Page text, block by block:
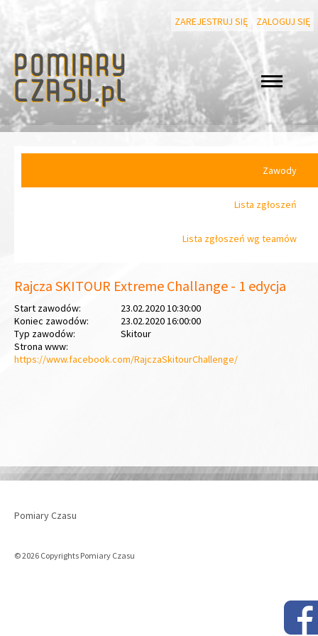
ZAREJESTRUJ SIĘ ZALOGUJ SIĘ
Zawody
Lista zgłoszeń
Lista zgłoszeń wg teamów
Rajcza SKITOUR Extreme Challange - 1 edycja
Start zawodów:
23.02.2020 10:30:00
Koniec zawodów:
23.02.2020 16:00:00
Typ zawodów:
Skitour
Strona www:
https://www.facebook.com/RajczaSkitourChallenge/
Pomiary Czasu
© 2026 Copyrights Pomiary Czasu